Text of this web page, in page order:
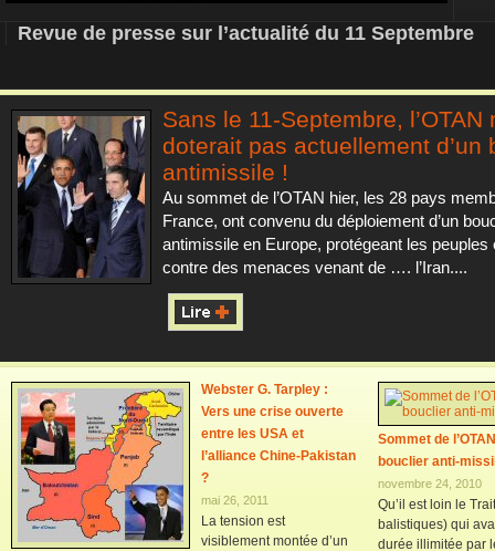
REOPEN911 – NEWS
Revue de presse sur l’actualité du 11 Septembre
Sans le 11-Septembre, l’OTAN
doterait pas actuellement d’un
antimissile !
Au sommet de l’OTAN hier, les 28 pays
France, ont convenu du déploiement d’un
antimissile en Europe, protégeant les peuples
contre des menaces venant de …. l’Iran....
Webster G. Tarpley :
Vers une crise ouverte
entre les USA et
l’alliance Chine-Pakistan
?
mai 26, 2011
La tension est
visiblement montée d’un
Sommet de
bouclier anti-
novembre 24, 2010
Qu’il est loin le
balistiques) qui
durée illimitée par